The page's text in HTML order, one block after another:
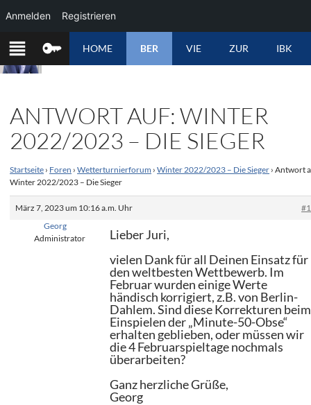
ZUM
INHALT
SPRINGEN
HOME BER VIE ZUR IBK
ANTWORT AUF: WINTER
2022/2023 – DIE SIEGER
Startseite › Foren › Wetterturnierforum › Winter 2022/2023 – Die Sieger › Antwort
Winter 2022/2023 – Die Sieger
März 7, 2023 um 10:16 a.m. Uhr
Georg
Administrator
Lieber Juri,
vielen Dank für all Deinen Einsatz für
den weltbesten Wettbewerb. Im
Februar wurden einige Werte
händisch korrigiert, z.B. von Berlin-
Dahlem. Sind diese Korrekturen beim
Einspielen der „Minute-50-Obse“
erhalten geblieben, oder müssen wir
die 4 Februarspieltage nochmals
überarbeiten?
Ganz herzliche Grüße,
Georg
Anmelden Registrieren